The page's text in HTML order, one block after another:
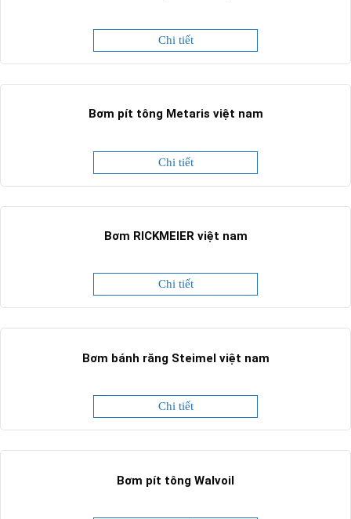
Chi tiết
Bơm pít tông Metaris việt nam
Chi tiết
Bơm RICKMEIER việt nam
Chi tiết
Bơm bánh răng Steimel việt nam
Chi tiết
Bơm pít tông Walvoil